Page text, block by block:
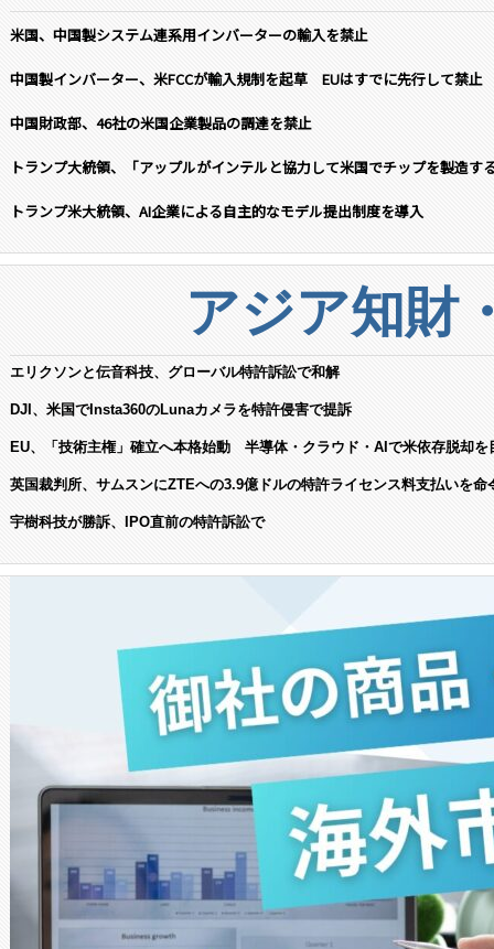
米国、中国製システム連系用インバーターの輸入を禁止
中国製インバーター、米FCCが輸入規制を起草 EUはすでに先行して禁止
中国財政部、46社の米国企業製品の調達を禁止
トランプ大統領、「アップルがインテルと協力して米国でチップを製造す
トランプ米大統領、AI企業による自主的なモデル提出制度を導入
アジア知財
エリクソンと伝音科技、グローバル特許訴訟で和解
DJI、米国でInsta360のLunaカメラを特許侵害で提訴
EU、「技術主権」確立へ本格始動 半導体・クラウド・AIで米依存脱却を
英国裁判所、サムスンにZTEへの3.9億ドルの特許ライセンス料支払いを命
宇樹科技が勝訴、IPO直前の特許訴訟で